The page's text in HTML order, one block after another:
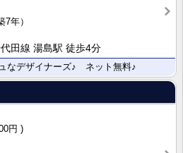
7年）
田線 湯島駅 徒歩4分
なデザイナーズ♪ ネット無料♪
円